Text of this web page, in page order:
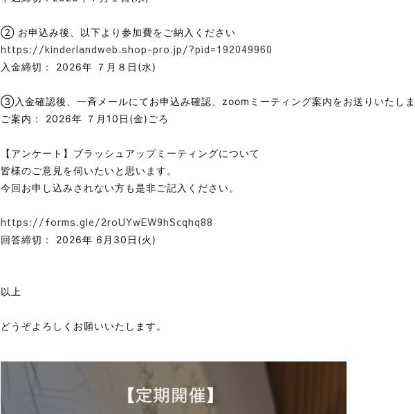
② お申込み後、以下より参加費をご納入ください
https://kinderlandweb.shop-pro.jp/?pid=192049960
入金締切： 2026年 ７月８日(水)
③入金確認後、一斉メールにてお申込み確認、zoomミーティング案内をお送りいたし
ご案内： 2026年 ７月10日(金)ごろ
【アンケート】ブラッシュアップミーティングについて
皆様のご意見を伺いたいと思います。
今回お申し込みされない方も是非ご記入ください。
https://forms.gle/2roUYwEW9hScqhq88
回答締切： 2026年 6月30日(火)
以上
どうぞよろしくお願いいたします。